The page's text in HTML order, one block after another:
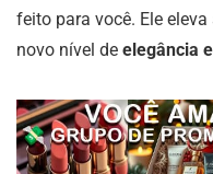
feito para você. Ele
novo nível de elegância